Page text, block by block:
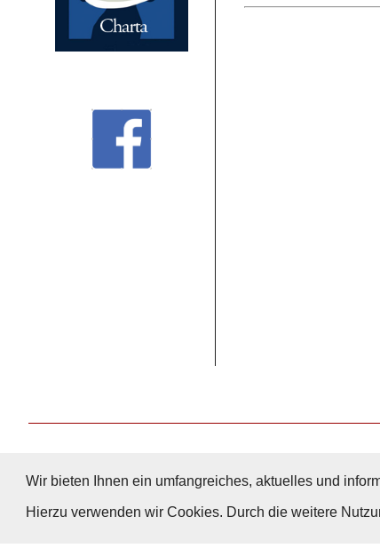
Wir bieten Ihnen ein umfangreiches, aktuelles und
Hierzu verwenden wir Cookies. Durch die weitere